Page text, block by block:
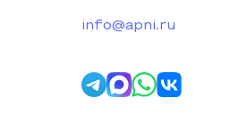
info@apni.ru